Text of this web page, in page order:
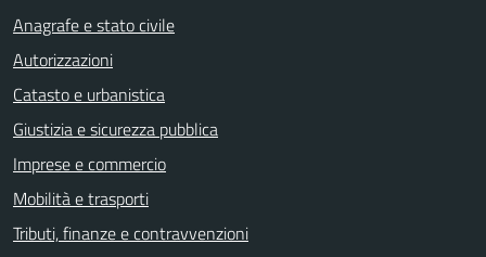
Anagrafe e stato civile
Autorizzazioni
Catasto e urbanistica
Giustizia e sicurezza pubblica
Imprese e commercio
Mobilità e trasporti
Tributi, finanze e contravvenzioni